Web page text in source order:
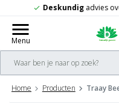
check Gratis
menu
Menu
Home Producten Traay